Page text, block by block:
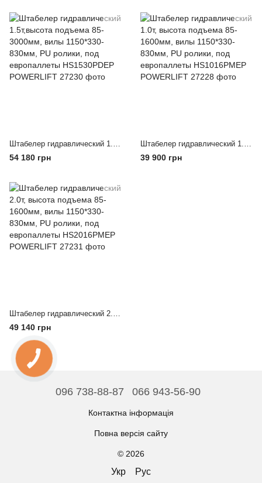
Штабелер гидравлический 1.5т,высота подъема 85-3000мм, вилы 1150*330-830мм, PU ролики, под европаллеты HS1530PDEP POWERLIFT
54 180 грн
Штабелер гидравлический 1.0т, высота подъема 85-1600мм, вилы 1150*330-830мм, PU ролики, под европаллеты HS1016PMEP POWERLIFT
39 900 грн
Штабелер гидравлический 2.0т, высота подъема 85-1600мм, вилы 1150*330-830мм, PU ролики, под европаллеты HS2016PMEP POWERLIFT
49 140 грн
096 738-88-87 066 943-56-90
Контактна інформація
Повна версія сайту
© 2026
Укр Рус